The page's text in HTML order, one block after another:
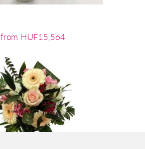
from HUF15,564